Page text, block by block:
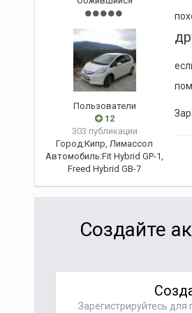
Пользователи
12
303 публикации
Город:Кипр, Лимассол
Автомобиль:Fit Hybrid GP-1,
Freed Hybrid GB-7
Создайте
Зарегистрируйтесь для